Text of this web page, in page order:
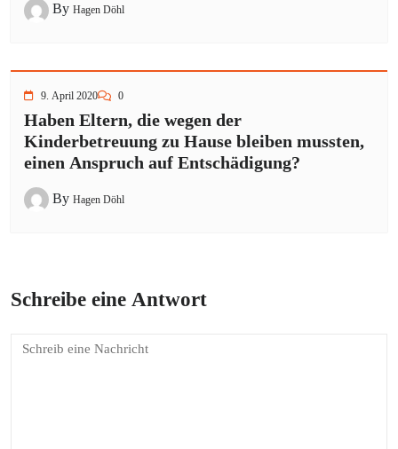
By Hagen Döhl
9. April 2020 0
Haben Eltern, die wegen der
Kinderbetreuung zu Hause bleiben mussten,
einen Anspruch auf Entschädigung?
By Hagen Döhl
Schreibe eine Antwort